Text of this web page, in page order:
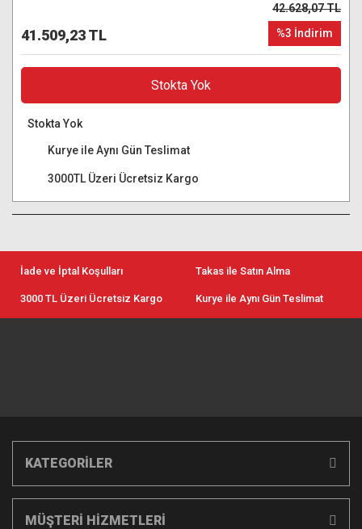
41.509,23 TL
42.628,07 TL
%3 İndirim
Stokta Yok
Stokta Yok
Kurye ile Aynı Gün Teslimat
3000TL Üzeri Ücretsiz Kargo
İade ve İptal Koşulları Takas ile Satın Alma
3000 TL Üzeri Ücretsiz Kargo Kurye ile Aynı Gün Teslimat
KATEGORİLER
MÜŞTERİ HİZMETLERİ